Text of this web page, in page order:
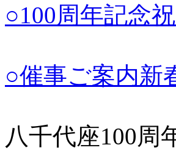
○100周年記念
○催事ご案内新
八千代座100周